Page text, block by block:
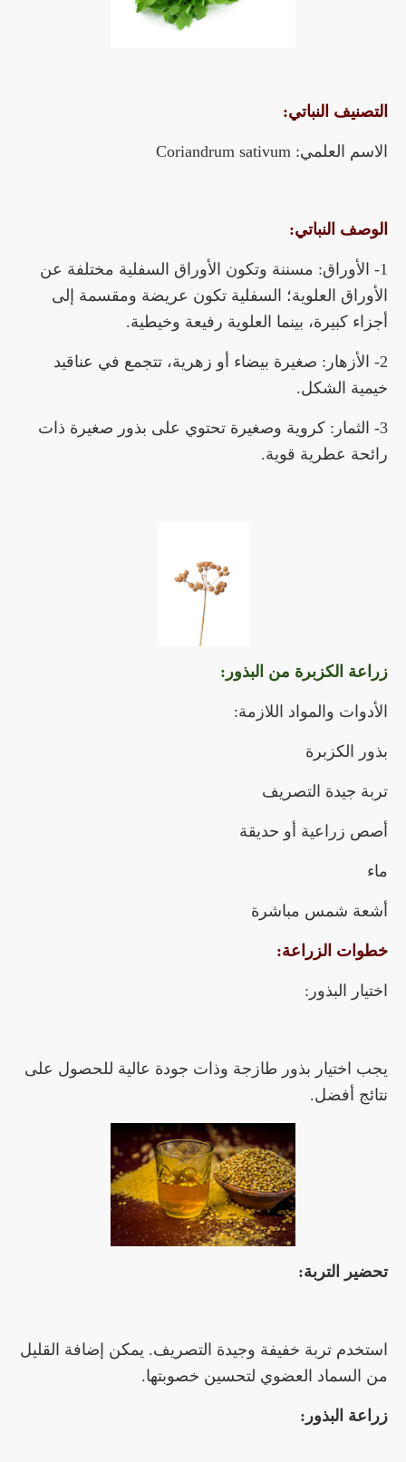
التصنيف النباتي:
الاسم العلمي: Coriandrum sativum
الوصف النباتي:
1- الأوراق: مسننة وتكون الأوراق السفلية مختلفة عن
الأوراق العلوية؛ السفلية تكون عريضة ومقسمة إلى
أجزاء كبيرة، بينما العلوية رفيعة وخيطية.
2- الأزهار: صغيرة بيضاء أو زهرية، تتجمع في عناقيد
خيمية الشكل.
3- الثمار: كروية وصغيرة تحتوي على بذور صغيرة ذات
رائحة عطرية قوية.
زراعة الكزبرة من البذور:
الأدوات والمواد اللازمة:
بذور الكزبرة
تربة جيدة التصريف
أصص زراعية أو حديقة
ماء
أشعة شمس مباشرة
خطوات الزراعة:
اختيار البذور:
يجب اختيار بذور طازجة وذات جودة عالية للحصول على
نتائج أفضل.
تحضير التربة:
استخدم تربة خفيفة وجيدة التصريف. يمكن إضافة القليل
من السماد العضوي لتحسين خصوبتها.
زراعة البذور: